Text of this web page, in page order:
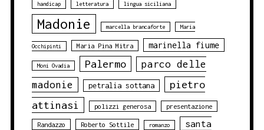
handicap letteratura lingua siciliana
Madonie marcella brancaforte Maria
Occhipinti Maria Pina Mitra marinella fiume
Moni Ovadia Palermo
parco delle
madonie
petralia sottana
pietro
attinasi
polizzi generosa presentazione
Randazzo Roberto Sottile romanzo santa